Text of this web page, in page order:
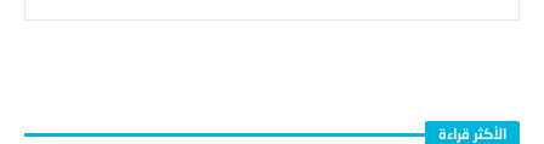
الأكثر قراءة